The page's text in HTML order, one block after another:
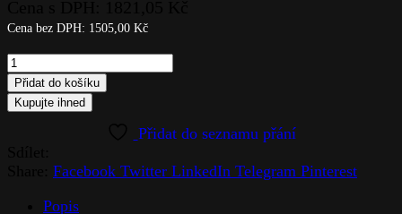
Cena bez DPH: 1505,00 Kč
Kalíšek
(2
ks)
quantity
Přidat do košíku
Kupujte ihned
Facebook Twitter LinkedIn Telegram Pinterest
Popis